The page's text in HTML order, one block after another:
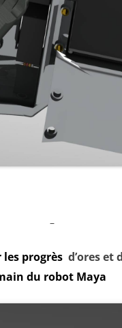
–
progrès d’ores et
du robot Maya